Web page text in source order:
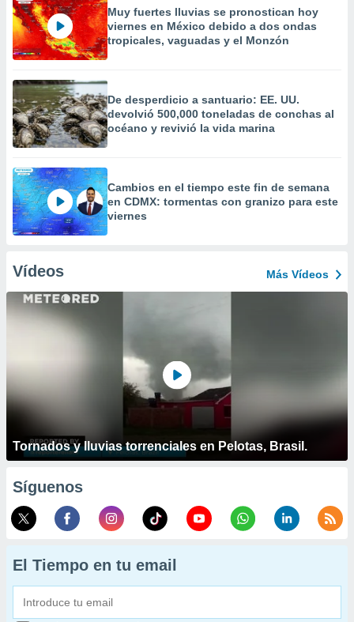
Muy fuertes lluvias se pronostican hoy
viernes en México debido a dos ondas
tropicales, vaguadas y el Monzón
De desperdicio a santuario: EE. UU.
devolvió 500,000 toneladas de conchas al
océano y revivió la vida marina
Cambios en el tiempo este fin de semana
en CDMX: tormentas con granizo para este
viernes
Vídeos Más Vídeos
Tornados y lluvias torrenciales en Pelotas, Brasil.
Síguenos
El Tiempo en tu email